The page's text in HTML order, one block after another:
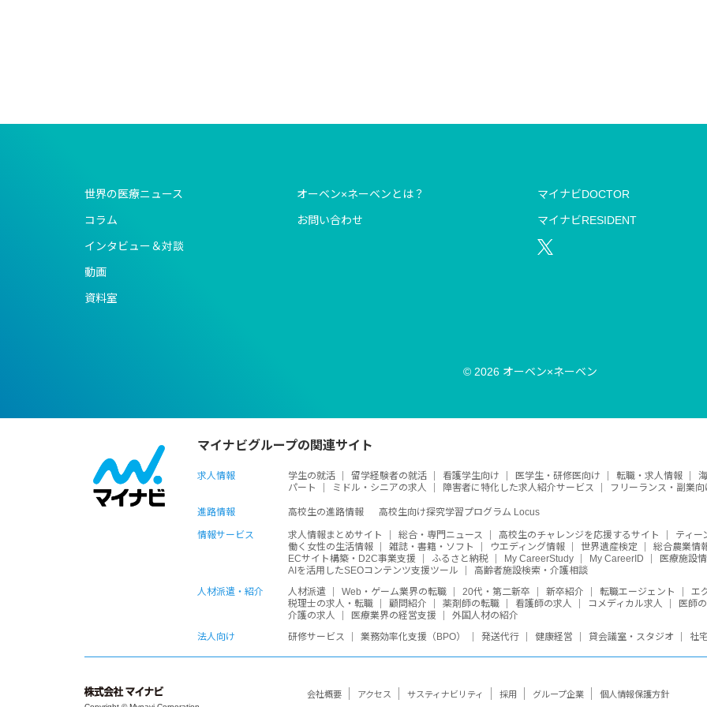
世界の医療ニュース
コラム
インタビュー＆対談
動画
資料室
オーベン×ネーベンとは？
お問い合わせ
マイナビDOCTOR
マイナビRESIDENT
© 2026 オーベン×ネーベン
マイナビグループの関連サイト
求人情報 学生の就活 留学経験者の就活 看護学生向け 医学生・研修医向け 転職・求人情報
パート
ミドル・シニアの求人 障害者に特化した求人紹介サービス フリーランス・副業
進路情報 高校生の進路情報 高校生向け探究学習プログラム Locus
情報サービス 求人情報まとめサイト 総合・専門ニュース 高校生のチャレンジを応援するサイト
ティー
働く女性の生活情報
雑誌・書籍・ソフト ウエディング情報 世界遺産検定
総合農業情
ECサイト構築・D2C事業支援
ふるさと納税 My CareerStudy My CareerID
医療施設
AIを活用したSEOコンテンツ支援ツール
高齢者施設検索・介護相談
人材派遣・紹介
人材派遣 Web・ゲーム業界の転職 20代・第二新卒 新卒紹介 転職エージェント
エ
税理士の求人・転職
顧問紹介 薬剤師の転職 看護師の求人 コメディカル求人
医師
介護の求人
医療業界の経営支援
外国人材の紹介
法人向け
研修サービス 業務効率化支援（BPO） 発送代行 健康経営 貸会議室・スタジオ 社
会社概要 アクセス サスティナビリティ 採用 グループ企業 個人情報保護方針